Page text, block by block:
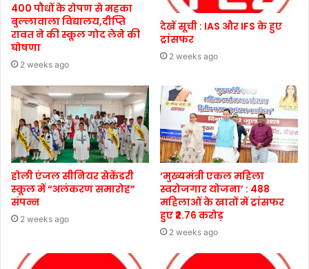
400 पौधों के रोपण से महका
बुल्लावाला विद्यालय,दीप्ति
रावत ने की स्कूल गोद लेने की
घोषणा
2 weeks ago
देखें सूची : IAS और IFS के हुए
ट्रांसफर
2 weeks ago
होली एंजल सीनियर सेकेंडरी
स्कूल में “अलंकरण समारोह”
संपन्न
2 weeks ago
‘मुख्यमंत्री एकल महिला
स्वरोजगार योजना’ : 488
महिलाओं के खातों में ट्रांसफर
हुए ₹2.76 करोड़
2 weeks ago